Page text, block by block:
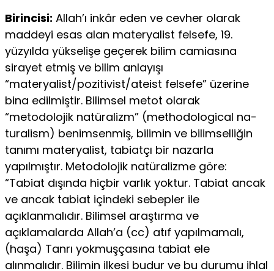
Birincisi: Allah’ı inkâr eden ve cevher olarak
maddeyi esas alan materyalist felsefe, 19.
yüzyılda yükselişe geçerek bilim camiasına
sirayet etmiş ve bilim anlayışı
“materyalist/pozitivist/ateist felsefe” üzerine
bina edilmiştir. Bilimsel metot olarak
“metodolojik natüralizm” (methodological na-
turalism) benimsenmiş, bilimin ve bilimselliğin
tanımı materyalist, tabiatçı bir nazarla
yapılmıştır. Metodolojik natüralizme göre:
“Tabiat dışında hiçbir varlık yoktur. Tabiat ancak
ve ancak tabiat içindeki sebepler ile
açıklanmalıdır. Bilimsel araştırma ve
açıklamalarda Allah’a (cc) atıf yapılmamalı,
(haşa) Tanrı yokmuşçasına tabiat ele
alınmalıdır. Bilimin ilkesi budur ve bu durumu ihlal